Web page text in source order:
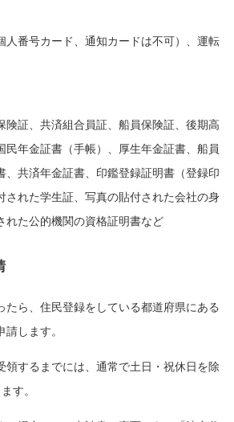
人番号カード、通知カードは不可）、運転
険証、共済組合員証、船員保険証、後期高
民年金証書（手帳）、厚生年金証書、船員
、共済年金証書、印鑑登録証明書（登録印
された学生証、写真の貼付された会社の身
れた公的機関の資格証明書など
たら、住民登録をしている都道府県にある
請します。
領するまでには、通常で土日・祝休日を除
す。